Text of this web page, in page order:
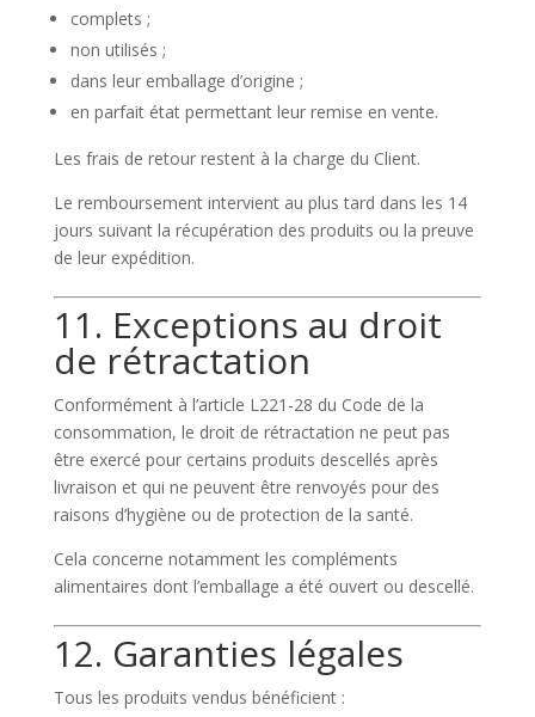
complets ;
non utilisés ;
dans leur emballage d’origine ;
en parfait état permettant leur remise en vente.
Les frais de retour restent à la charge du Client.
Le remboursement intervient au plus tard dans les 14
jours suivant la récupération des produits ou la preuve
de leur expédition.
11. Exceptions au droit
de rétractation
Conformément à l’article L221-28 du Code de la
consommation, le droit de rétractation ne peut pas
être exercé pour certains produits descellés après
livraison et qui ne peuvent être renvoyés pour des
raisons d’hygiène ou de protection de la santé.
Cela concerne notamment les compléments
alimentaires dont l’emballage a été ouvert ou descellé.
12. Garanties légales
Tous les produits vendus bénéficient :